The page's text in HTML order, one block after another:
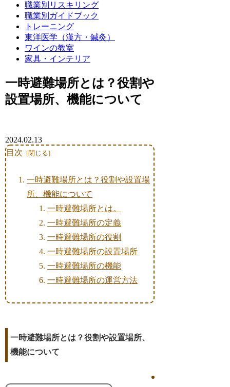
職業別リスキリング
職業別ガイドブック
トレーニング
東洋医学（漢方・鍼灸）
ワインの教室
家具・インテリア
一時避難場所とは？役割や
設置場所、機能について
2024.02.13
目次
一時避難場所とは？役割や設置場
所、機能について
一時避難場所とは。
一時避難場所の定義
一時避難場所の役割
一時避難場所の設置場所
一時避難場所の機能
一時避難場所の運営方法
一時避難場所とは？役割や設置場所、
機能について